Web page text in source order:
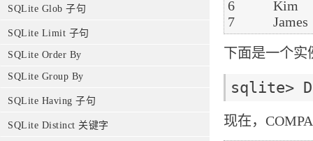
SQLite Glob 子句
SQLite Limit 子句
SQLite Order By
SQLite Group By
SQLite Having 子句
SQLite Distinct 关键字
6           Kim
下面是一个实
现在，